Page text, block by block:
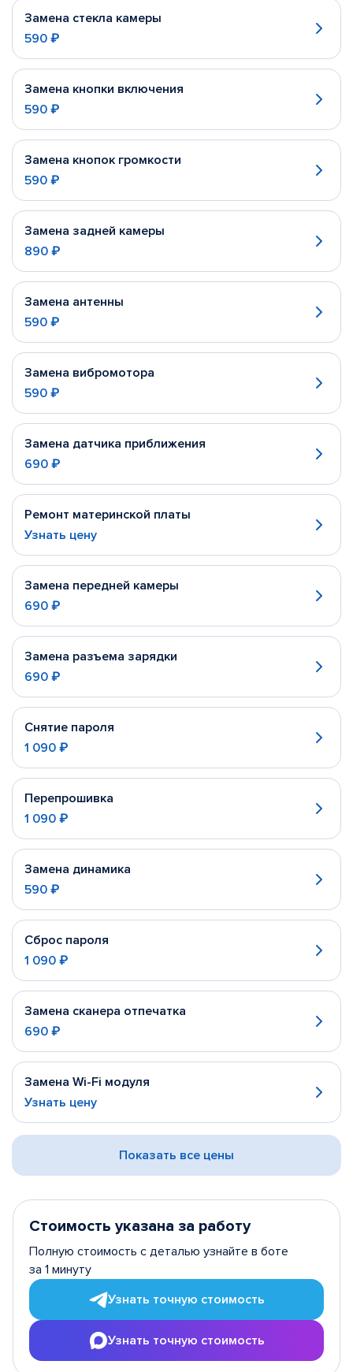
Замена стекла камеры
590 ₽
Замена кнопки включения
590 ₽
Замена кнопок громкости
590 ₽
Замена задней камеры
890 ₽
Замена антенны
590 ₽
Замена вибромотора
590 ₽
Замена датчика приближения
690 ₽
Ремонт материнской платы
Узнать цену
Замена передней камеры
690 ₽
Замена разъема зарядки
690 ₽
Снятие пароля
1 090 ₽
Перепрошивка
1 090 ₽
Замена динамика
590 ₽
Сброс пароля
1 090 ₽
Замена сканера отпечатка
690 ₽
Замена Wi-Fi модуля
Узнать цену
Показать все цены
Стоимость указана за работу
Полную стоимость с деталью узнайте в боте
за 1 минуту
Узнать точную стоимость
Узнать точную стоимость